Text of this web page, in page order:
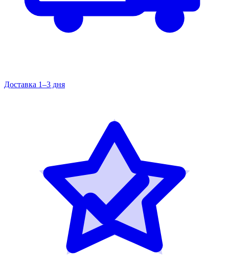
Доставка 1–3 дня